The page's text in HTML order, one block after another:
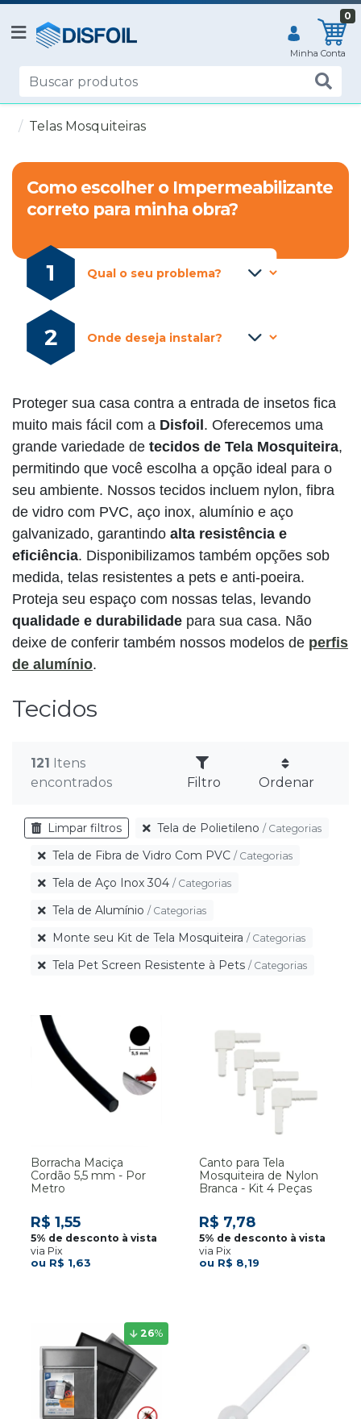
0
Telas Mosquiteiras
Como escolher o Impermeabilizante
correto para minha obra?
Proteger sua casa contra a entrada de insetos fica
muito mais fácil com a Disfoil . Oferecemos uma
grande variedade de tecidos de Tela Mosquiteira,
permitindo que você escolha a opção ideal para o
seu ambiente. Nossos tecidos incluem nylon, fibra
de vidro com PVC, aço inox, alumínio e aço
galvanizado, garantindo alta resistência e
eficiência. Disponibilizamos também opções sob
medida, telas resistentes a pets e anti-poeira.
Proteja seu espaço com nossas telas, levando
qualidade e durabilidade para sua casa. Não
deixe de conferir também nossos modelos de perfis
de alumínio.
Tecidos
121 Itens
encontrados
Filtro Ordenar
Limpar filtros Tela de Polietileno Categorias
Tela de Fibra de Vidro Com PVC Categorias
Tela de Aço Inox 304 Categorias
Tela de Alumínio Categorias
Monte seu Kit de Tela Mosquiteira Categorias
Tela Pet Screen Resistente à Pets Categorias
Borracha Maciça
Cordão 5,5 mm - Por
Metro
R$ 1,63
R$ 1,55
via Pix
Canto para Tela
Mosquiteira de Nylon
Branca - Kit 4 Peças
R$ 8,19
R$ 7,78
via Pix
26%